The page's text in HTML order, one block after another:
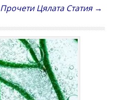
Прочети Цялата Статия →